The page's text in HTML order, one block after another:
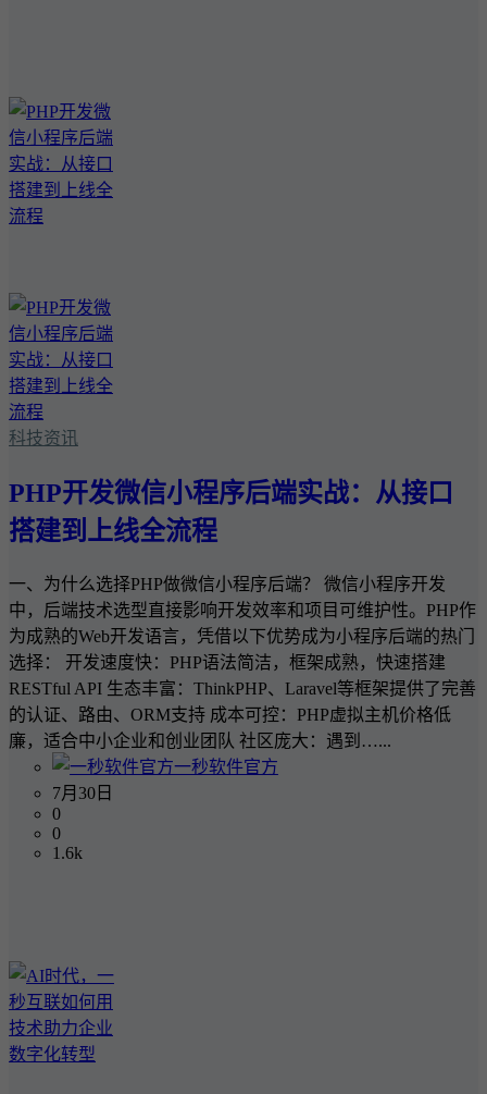
科技资讯
PHP开发微信小程序后端实战：从接口
搭建到上线全流程
一、为什么选择PHP做微信小程序后端？ 微信小程序开发
中，后端技术选型直接影响开发效率和项目可维护性。PHP作
为成熟的Web开发语言，凭借以下优势成为小程序后端的热门
选择： 开发速度快：PHP语法简洁，框架成熟，快速搭建
RESTful API 生态丰富：ThinkPHP、Laravel等框架提供了完善
的认证、路由、ORM支持 成本可控：PHP虚拟主机价格低
廉，适合中小企业和创业团队 社区庞大：遇到…...
一秒软件官方
7月30日
0
0
1.6k